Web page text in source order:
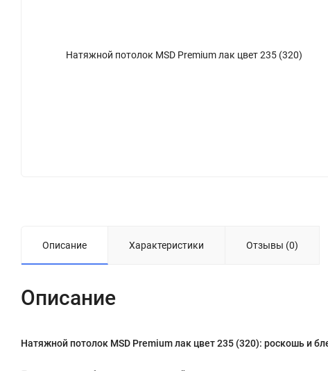
Натяжной потолок MSD Premium лак цвет 235 (320)
Описание Характеристики Отзывы (0)
Описание
Натяжной потолок MSD Premium лак цвет 235 (320): роскошь и